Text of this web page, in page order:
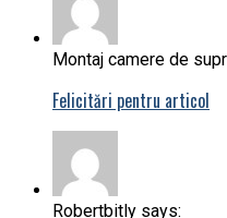
Montaj camere de
Felicitări pentru articol
Robertbitly says: